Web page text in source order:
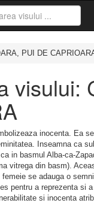
PUI DE
visului:
inocenta. Ea
Inseamna ca
in basmul Alba-ca-
vitrega din basm).
se adauga o
pentru a reprezenta si
si inocenta